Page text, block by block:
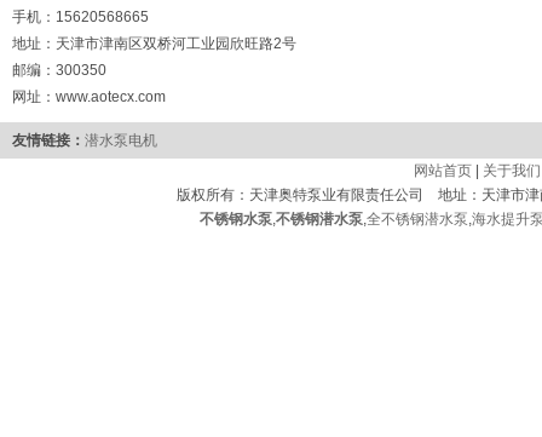
手机：15620568665
地址：天津市津南区双桥河工业园欣旺路2号
邮编：300350
网址：www.aotecx.com
友情链接： 潜水泵电机
网站首页| 关于我们
版权所有：天津奥特泵业有限责任公司 地址：天津市
不锈钢水泵,不锈钢潜水泵,全不锈钢潜水泵,海水提升